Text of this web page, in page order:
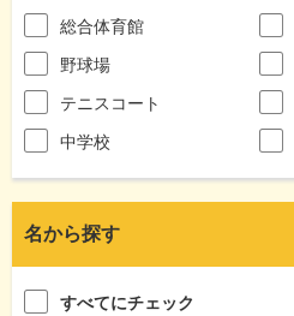
総合体育館
野球場
テニスコート
中学校
名から探す
すべてにチェック